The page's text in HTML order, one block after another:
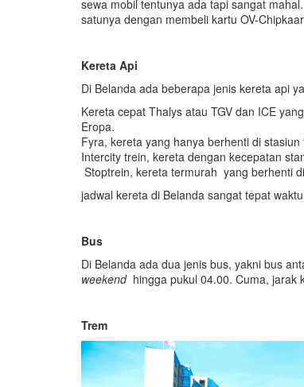
sewa mobil tentunya ada tapi sangat
satunya dengan membeli kartu OV-
Kereta Api
Di Belanda ada beberapa jenis kereta api
Kereta cepat Thalys atau TGV dan ICE
Eropa.
Fyra, kereta yang hanya berhenti di stasiun
Intercity trein, kereta dengan kecepatan
Stoptrein, kereta termurah yang berhenti
jadwal kereta di Belanda sangat tepat
Bus
Di Belanda ada dua jenis bus, yakni bus
weekendhingga pukul 04.00. Cuma, jarak
Trem